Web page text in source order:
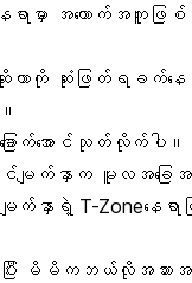
မှာ အထောက်အကူဖြ
ကို ဆုံးဖြတ်ရခက်နေ
ြောက်အောင်သုတ်လိုက်ပ
င်မျက်နှာက မူလအခြ
က်နှာရဲ့ T-Zoneနေ
ြီး မိမိကဘယ်လိုအသား